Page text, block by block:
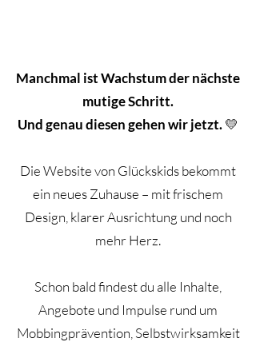
Manchmal ist Wachstum der nächste
mutige Schritt.
Und genau diesen gehen wir jetzt.💛
Die Website von Glückskids bekommt
ein neues Zuhause – mit frischem
Design, klarer Ausrichtung und noch
mehr Herz.
Schon bald findest du alle Inhalte,
Angebote und Impulse rund um
Mobbingprävention, Selbstwirksamkeit